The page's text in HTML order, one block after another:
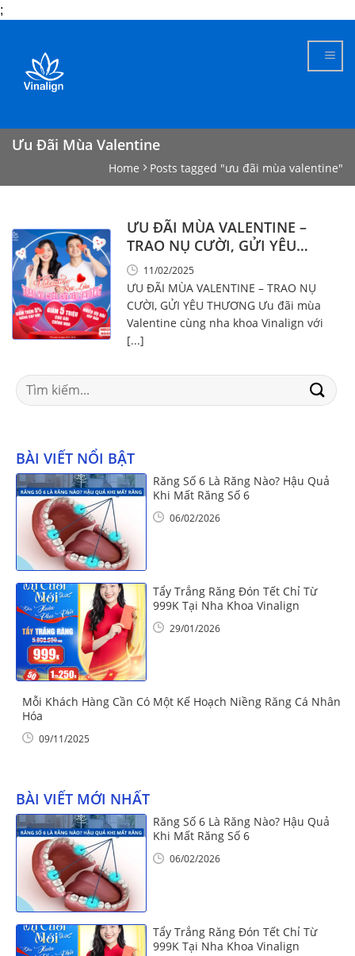
;
content
Ưu Đãi Mùa Valentine
Home Posts tagged "ưu đãi mùa valentine"
ƯU ĐÃI MÙA VALENTINE –
TRAO NỤ CƯỜI, GỬI YÊU
THƯƠNG
11/02/2025
ƯU ĐÃI MÙA VALENTINE – TRAO NỤ
CƯỜI, GỬI YÊU THƯƠNG Ưu đãi mùa
Valentine cùng nha khoa Vinalign với
[...]
Search
for:
BÀI VIẾT NỔI BẬT
Răng Số 6 Là Răng Nào? Hậu Quả
Khi Mất Răng Số 6
06/02/2026
Tẩy Trắng Răng Đón Tết Chỉ Từ
999K Tại Nha Khoa Vinalign
29/01/2026
Mỗi Khách Hàng Cần Có Một Kế Hoạch Niềng Răng Cá Nhân
Hóa
09/11/2025
BÀI VIẾT MỚI NHẤT
Răng Số 6 Là Răng Nào? Hậu Quả
Khi Mất Răng Số 6
06/02/2026
Tẩy Trắng Răng Đón Tết Chỉ Từ
999K Tại Nha Khoa Vinalign